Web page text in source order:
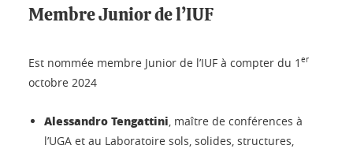
Membre Junior de l’IUF
Est nommée membre Junior de l’IUF à compter du 1 er
octobre 2024
Alessandro Tengattini , maître de conférences à
l’UGA et au Laboratoire sols, solides, structures,